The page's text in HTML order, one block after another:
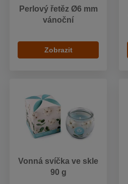
Perlový řetěz Ø6 mm
vánoční
Zobrazit
Vonná svíčka ve skle
90 g